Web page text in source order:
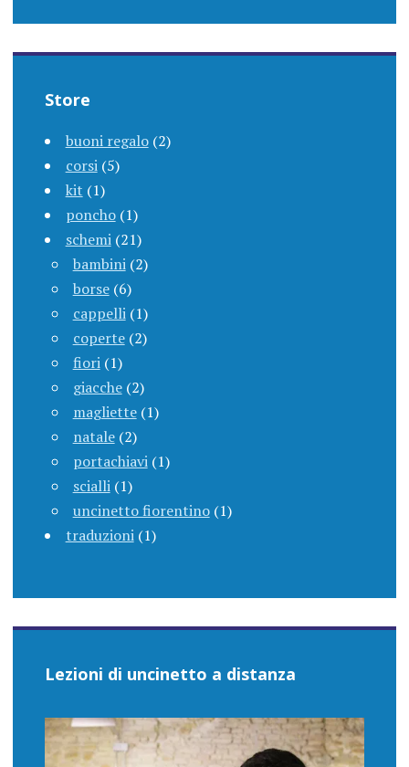
Store
buoni regalo (2)
corsi (5)
kit (1)
poncho (1)
schemi (21)
bambini (2)
borse (6)
cappelli (1)
coperte (2)
fiori (1)
giacche (2)
magliette (1)
natale (2)
portachiavi (1)
scialli (1)
uncinetto fiorentino (1)
traduzioni (1)
Lezioni di uncinetto a distanza